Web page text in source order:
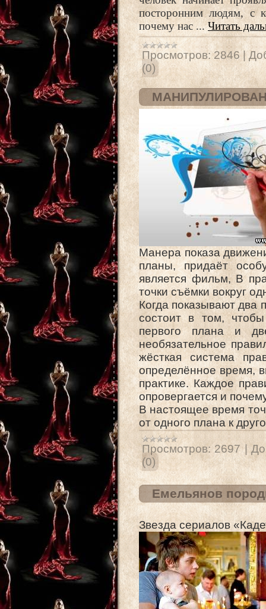
посторонним людям, с
почему нас ...Читать
Просмотров: 2846 |
(0)
Манера показа
планы, придаёт
является фильм, В
точки съёмки вокруг
Когда показывают два
состоит в том,
первого плана и
необязательное
жёсткая система
определённое время,
практике. Каждое
опровергается и
В настоящее время
от одного плана к
Просмотров: 2697 |
(0)
Емельянов
Звезда сериалов